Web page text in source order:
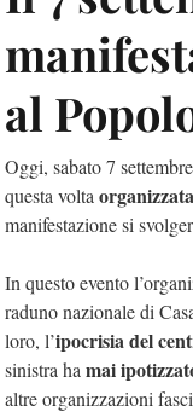
al
Oggi, sabato 7 settembre
questa volta
manifestazione si
In questo evento
raduno nazionale di
loro, l’ipocrisia del
sinistra ha mai
altre organizzazioni